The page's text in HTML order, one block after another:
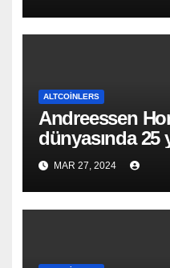
ALTCOINLERS
Andreessen
dünyasında 25
destekliyor!
MAR 27, 2024